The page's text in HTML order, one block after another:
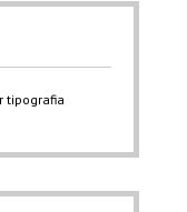
tipografia